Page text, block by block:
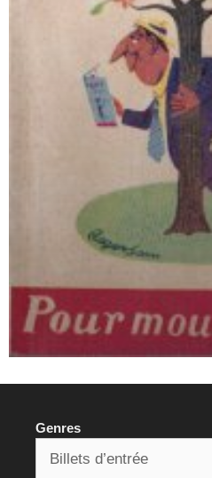
Genres